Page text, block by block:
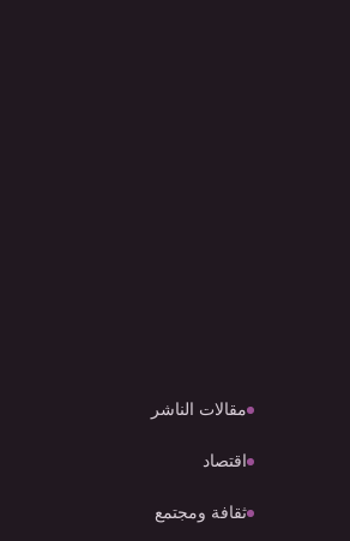
مقالات الناشر
اقتصاد
ثقافة ومجتمع